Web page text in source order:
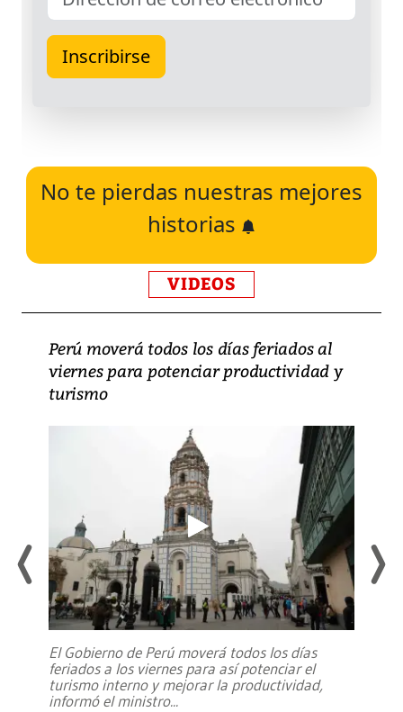
No te pierdas nuestras mejores
historias
VIDEOS
Perú moverá todos los días feriados al
viernes para potenciar productividad y
turismo
El Gobierno de Perú moverá todos los días
feriados a los viernes para así potenciar el
turismo interno y mejorar la productividad,
informó el ministro...